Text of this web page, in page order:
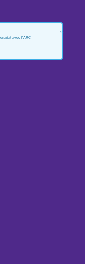
avec l’ARC